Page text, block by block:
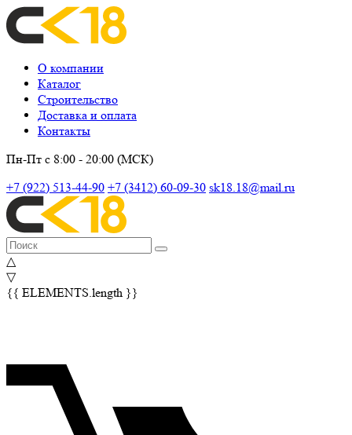
О компании
Каталог
Строительство
Доставка и оплата
Контакты
Пн-Пт с 8:00 - 20:00 (МСК)
+7 (922) 513-44-90 +7 (3412) 60-09-30 sk18.18@mail.ru
△
▽
{{ ELEMENTS.length }}